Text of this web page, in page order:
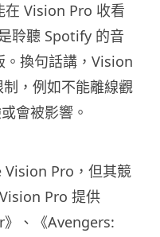
在 Vision Pro 收看
聆聽 Spotify 的音
。換句話講，Vision
，例如不能離線觀
會被影響。
Pro，但其競
Pro 提供
》、《Avengers: